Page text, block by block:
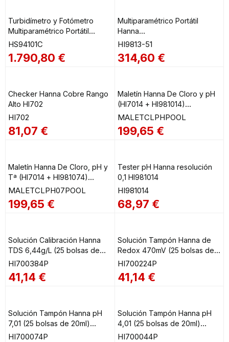
Turbidímetro y Fotómetro
Multiparamétrico Portátil
Hanna Cloro Libre y
Cianúrico/Hierro/Lodo
HS94101C
1.790,80 €
Multiparamétrico Portátil
Hanna
pH/CE/TDS/Temperatura
HI9813-51
314,60 €
Checker Hanna Cobre Rango
Alto HI702
HI702
81,07 €
Maletín Hanna De Cloro y pH
(HI7014 + HI981014)
MALETCLPHPOOL
MALETCLPHPOOL
199,65 €
Maletín Hanna De Cloro, pH y
Tª (HI7014 + HI981074)
MALETCLPH07POOL
MALETCLPH07POOL
199,65 €
Tester pH Hanna resolución
0,1 HI981014
HI981014
68,97 €
Solución Calibración Hanna
TDS 6,44g/L (25 bolsas de
20ml) HI700384P
HI700384P
41,14 €
Solución Tampón Hanna de
Redox 470mV (25 bolsas de
20ml) HI700224P
HI700224P
41,14 €
Solución Tampón Hanna pH
7,01 (25 bolsas de 20ml)
HI700074P
HI700074P
Solución Tampón Hanna pH
4,01 (25 bolsas de 20ml)
HI700044P
HI700044P